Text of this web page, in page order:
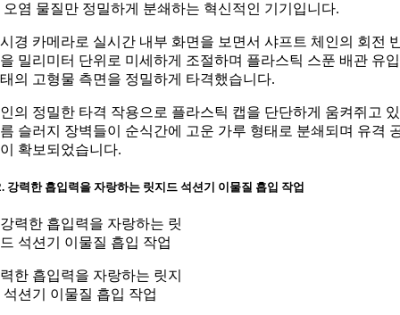
오염 물질만 정밀하게 분쇄하는 혁신적인 기기입니다.
경 카메라로 실시간 내부 화면을 보면서 샤프트 체인의 회전
밀리미터 단위로 미세하게 조절하며 플라스틱 스푼 배관 유입
의 고형물 측면을 정밀하게 타격했습니다.
의 정밀한 타격 작용으로 플라스틱 캡을 단단하게 움켜쥐고
슬러지 장벽들이 순식간에 고운 가루 형태로 분쇄되며 유격
확보되었습니다.
강력한 흡입력을 자랑하는 릿지드 석션기 이물질 흡입 작업
한 흡입력을 자랑하는 릿지
석션기 이물질 흡입 작업